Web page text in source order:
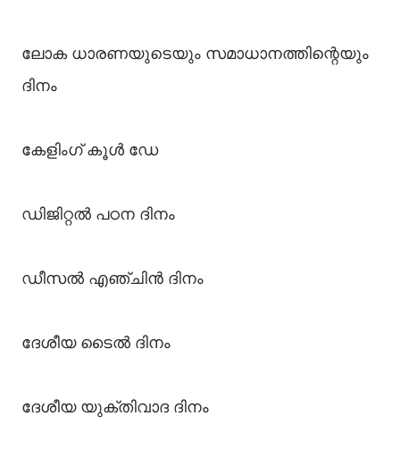
ലോക ധാരണയുടെയും സമാധാനത്തിന്റെയും
ദിനം
കേളിംഗ് കൂൾ ഡേ
ഡിജിറ്റൽ പഠന ദിനം
ഡീസൽ എഞ്ചിൻ ദിനം
ദേശീയ ടൈൽ ദിനം
ദേശീയ യുക്തിവാദ ദിനം